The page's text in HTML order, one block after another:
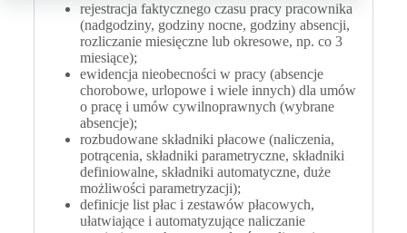
rejestracja faktycznego czasu pracy pracownika
(nadgodziny, godziny nocne, godziny absencji,
rozliczanie miesięczne lub okresowe, np. co 3
miesiące);
ewidencja nieobecności w pracy (absencje
chorobowe, urlopowe i wiele innych) dla umów
o pracę i umów cywilnoprawnych (wybrane
absencje);
rozbudowane składniki płacowe (naliczenia,
potrącenia, składniki parametryczne, składniki
definiowalne, składniki automatyczne, duże
możliwości parametryzacji);
definicje list płac i zestawów płacowych,
ułatwiające i automatyzujące naliczanie